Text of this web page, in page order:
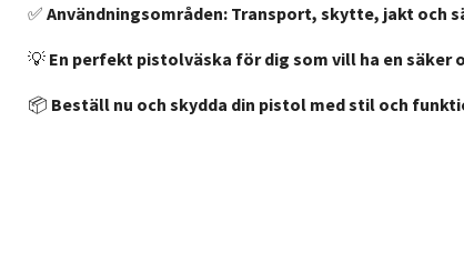
✅ Användningsområden: Transport, skytte, jakt och
💡 En perfekt pistolväska för dig som vill ha en säker
📦 Beställ nu och skydda din pistol med stil och